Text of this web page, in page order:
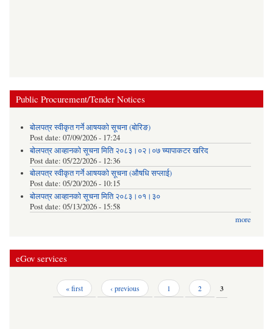
Public Procurement/Tender Notices
बोलपत्र स्वीकृत गर्ने आषयको सूचना (बोरिङ)
Post date: 07/09/2026 - 17:24
बोलपत्र आव्हानको सूचना मिति २०८३।०२।०७ च्यापाकटर खरिद
Post date: 05/22/2026 - 12:36
बोलपत्र स्वीकृत गर्ने आषयको सूचना (औषधि सप्लाई)
Post date: 05/20/2026 - 10:15
बोलपत्र आव्हानको सूचना मिति २०८३।०१।३०
Post date: 05/13/2026 - 15:58
more
eGov services
« first ‹ previous 1 2 3